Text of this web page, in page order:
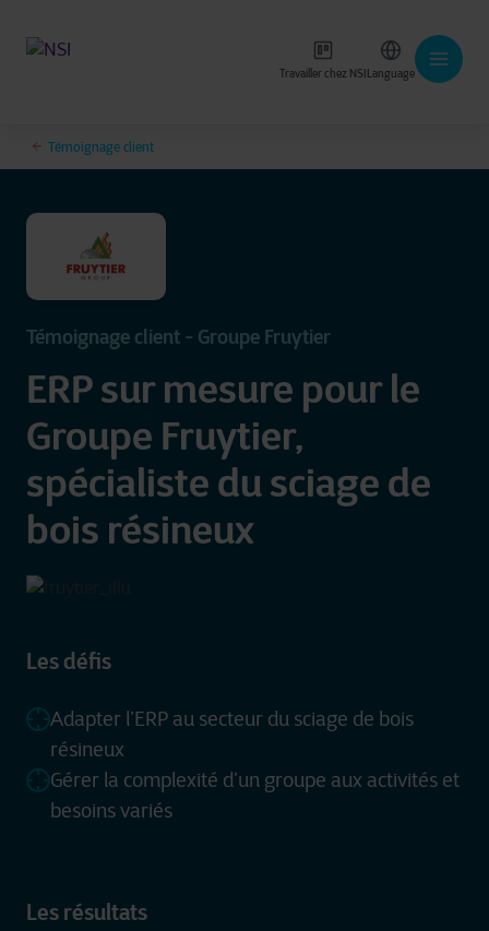
Travailler chez NSILanguage
Témoignage client
Témoignage client - Groupe Fruytier
ERP sur mesure pour le
Groupe Fruytier,
spécialiste du sciage de
bois résineux
Les défis
Adapter l’ERP au secteur du sciage de bois
résineux
Gérer la complexité d’un groupe aux activités et
besoins variés
Les résultats